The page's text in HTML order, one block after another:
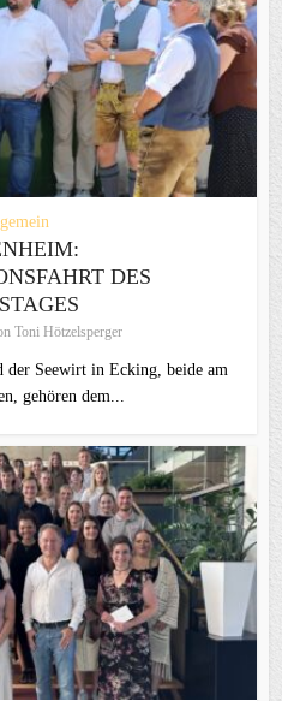
DES
Toni Hötzelsperger
der Seewirt in Ecking, beide am
gehören dem...